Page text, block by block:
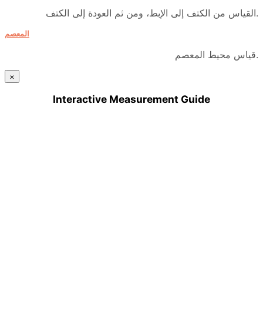
القياس من الكتف إلى الإبط، ومن ثم العودة إلى الكتف.
المعصم
قياس محيط المعصم.
×
Interactive Measurement Guide